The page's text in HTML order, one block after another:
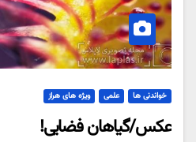
خواندنی ها علمی ویژه های هراز
عکس/گیاهان فضایی!